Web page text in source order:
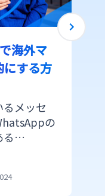
海外マ
にする方
メッセ
の
マーケ